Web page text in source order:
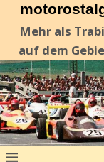
Mehr als
auf dem